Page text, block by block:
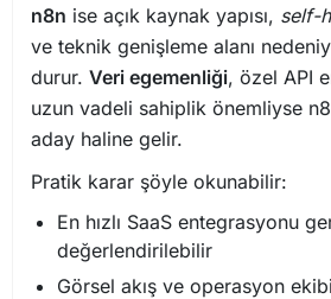
n8n ise açık kaynak yapısı, self-
ve teknik genişleme alanı
durur. Veri egemenliği, özel API
uzun vadeli sahiplik önemliyse
aday haline gelir.
Pratik karar şöyle okunabilir:
En hızlı SaaS entegrasyonu
değerlendirilebilir
Görsel akış ve operasyon